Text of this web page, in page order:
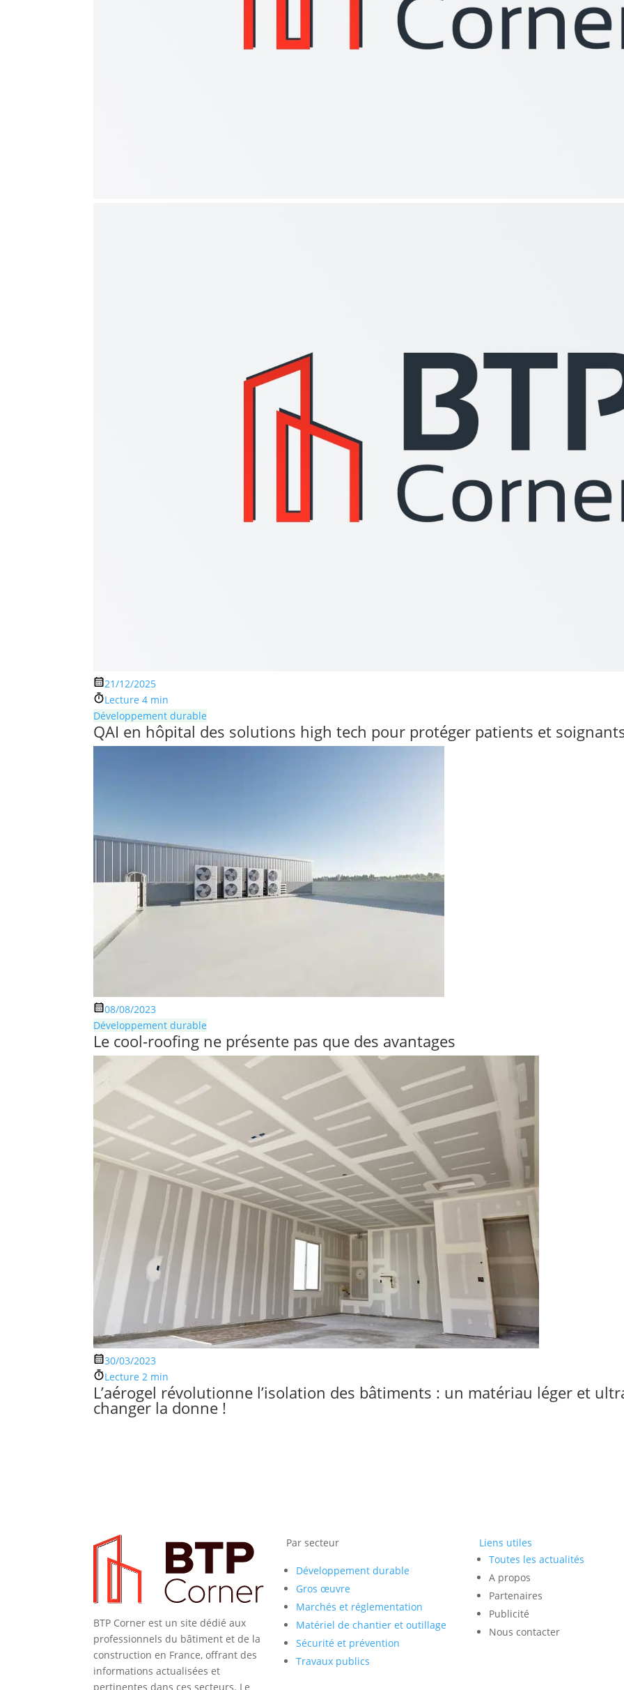
21/12/2025
Lecture 4 min
Développement durable
QAI en hôpital des solutions high tech pour protéger patients et
08/08/2023
Développement durable
Le cool-roofing ne présente pas que des avantages
30/03/2023
Lecture 2 min
L’aérogel révolutionne l’isolation des bâtiments : un matériau léger et
changer la donne !
BTP Corner est un site dédié aux
professionnels du bâtiment et de la
construction en France, offrant des
informations actualisées et
pertinentes dans ces secteurs. Le
Par secteur
Développement durable
Gros œuvre
Marchés et réglementation
Matériel de chantier et outillage
Sécurité et prévention
Travaux publics
Liens utiles
Toutes les actualités
A propos
Partenaires
Publicité
Nous contacter